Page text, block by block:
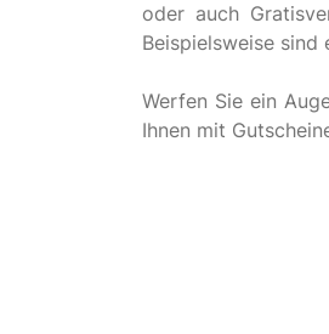
oder auch
Beispielsweise
Werfen Sie ein